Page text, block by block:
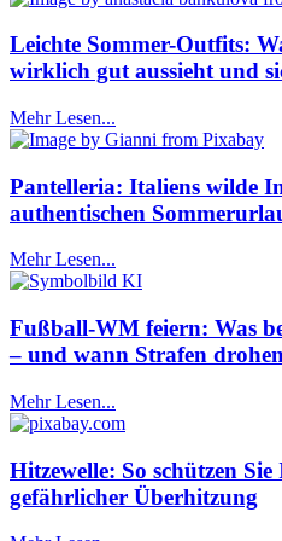
Leichte Sommer-Outfits:
wirklich gut aussieht und
Mehr Lesen...
Pantelleria: Italiens wilde
authentischen
Mehr Lesen...
Fußball-WM feiern: Was
– und wann Strafen drohen
Mehr Lesen...
Hitzewelle: So schützen
gefährlicher Überhitzung